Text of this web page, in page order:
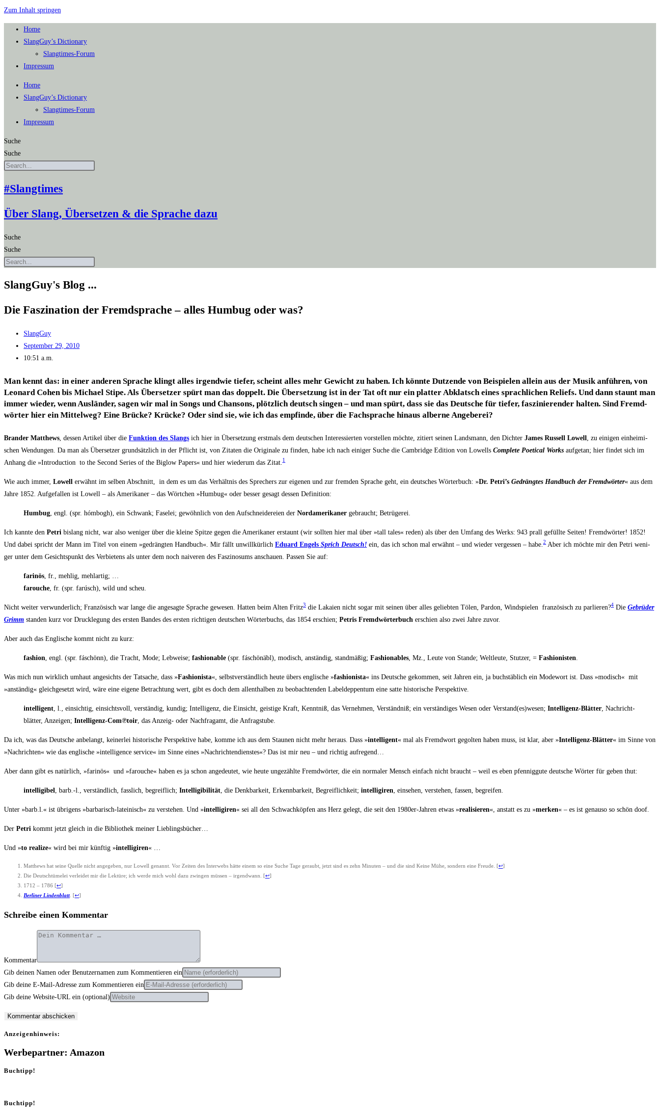
Zum Inhalt springen
Home
SlangGuy’s Dic­tion­a­ry
Slang­times-Forum
Impres­sum
Home
SlangGuy’s Dic­tion­a­ry
Slang­times-Forum
Impres­sum
Suche
Suche
#Slangtimes
Über Slang, Übersetzen & die Sprache dazu
Suche
Suche
SlangGuy's Blog ...
Die Fas­zi­na­ti­on der Fremd­spra­che – alles Hum­bug oder was?
SlangGuy
September 29, 2010
10:51 a.m.
Man kennt das: in einer ande­ren Spra­che klingt alles irgend­wie tie­fer, scheint alles mehr Gewicht zu haben. Ich könn­te Dut­zen­de von Bei­spie­len allein aus der Musik anfüh­ren, von
Leo­nard Cohen bis Micha­el Sti­pe. Als Über­set­zer spürt man das dop­pelt. Die Über­set­zung ist in der Tat oft nur ein plat­ter Abklatsch eines sprach­li­chen Reli­efs. Und dann staunt man
immer wie­der, wenn Aus­län­der, sagen wir mal in Songs und Chan­sons, plötz­lich deutsch sin­gen – und man spürt, dass sie das Deut­sche für tie­fer, fas­zi­nie­ren­der hal­ten. Sind Fremd­
wör­ter hier ein Mit­tel­weg? Eine Brü­cke? Krü­cke? Oder sind sie, wie ich das emp­fin­de, über die Fach­spra­che hin­aus alber­ne Angeberei?
Bran­der Matthews , des­sen Arti­kel über die Funk­ti­on des Slangs ich hier in Über­set­zung erst­mals dem deut­schen Inter­es­sier­ten vor­stel­len möch­te, zitiert sei­nen Lands­mann, den Dich­ter James Rus­sell Lowell , zu eini­gen ein­hei­mi­
schen Wen­dun­gen. Da man als Über­set­zer grund­sätz­lich in der Pflicht ist, von Zita­ten die Ori­gi­na­le zu fin­den, habe ich nach eini­ger Suche die Cam­bridge Edi­ti­on von Lowells Com­ple­te Poe­ti­cal Works auf­ge­tan; hier fin­det sich im
Anhang die »Intro­duc­tion to the Second Series of the Big­low Papers« und hier wie­der­um das Zitat. 1
Wie auch immer, Lowell erwähnt im sel­ben Abschnitt, in dem es um das Ver­hält­nis des Spre­chers zur eige­nen und zur frem­den Spra­che geht, ein deut­sches Wör­ter­buch: »Dr. Petri’s Gedräng­tes Hand­buch der Fremd­wör­ter« aus dem
Jah­re 1852. Auf­ge­fal­len ist Lowell – als Ame­ri­ka­ner – das Wört­chen »Hum­bug« oder bes­ser gesagt des­sen Definition:
Hum­bug , engl. (spr. hóm­bogh), ein Schwank; Fase­lei; gewöhn­lich von den Auf­schnei­de­rei­en der Nord­ame­ri­ka­ner gebraucht; Betrügerei.
Ich kann­te den Petri bis­lang nicht, war also weni­ger über die klei­ne Spit­ze gegen die Ame­ri­ka­ner erstaunt (wir soll­ten hier mal über »tall tales« reden) als über den Umfang des Werks: 943 prall gefüll­te Sei­ten! Fremd­wör­ter! 1852!
Und dabei spricht der Mann im Titel von einem »gedräng­ten Hand­buch«. Mir fällt unwill­kür­lich Edu­ard Engels Sprich Deutsch! ein, das ich schon mal erwähnt – und wie­der ver­ges­sen – habe. 2 Aber ich möch­te mir den Petri weni­
ger unter dem Gesichts­punkt des Ver­bie­tens als unter dem noch nai­ve­ren des Fas­zi­no­sums anschau­en. Pas­sen Sie auf:
fari­nös , fr., meh­lig, mehlartig; …
farou­che , fr. (spr. farúsch), wild und scheu.
Nicht wei­ter ver­wun­der­lich; Fran­zö­sisch war lan­ge die ange­sag­te Spra­che gewe­sen. Hat­ten beim Alten Fritz3 die Lakai­en nicht sogar mit sei­nen über alles gelieb­ten Tölen, Par­don, Wind­spie­len fran­zö­sisch zu par­lie­ren?4 Die Gebrü­der
Grimm stan­den kurz vor Druck­le­gung des ers­ten Ban­des des ers­ten rich­ti­gen deut­schen Wör­ter­buchs, das 1854 erschien; Petris Fremd­wör­ter­buch erschien also zwei Jah­re zuvor.
Aber auch das Eng­li­sche kommt nicht zu kurz:
fashion , engl. (spr. fáschönn), die Tracht, Mode; Leb­wei­se; fashionable (spr. fáschönäbl), modisch, anstän­dig, stand­mä­ßig; Fashionables , Mz., Leu­te von Stan­de; Welt­leu­te, Stut­zer, = Fashio­nis­ten
Was mich nun wirk­lich umhaut ange­sichts der Tat­sa­che, dass »Fashio­nis­ta«, selbst­ver­ständ­lich heu­te übers eng­li­sche »fashio­nis­ta« ins Deut­sche gekom­men, seit Jah­ren ein, ja buch­stäb­lich ein Mode­wort ist. Dass »modisch« mit
»anstän­dig« gleich­ge­setzt wird, wäre eine eige­ne Betrach­tung wert, gibt es doch dem allent­hal­ben zu beob­ach­ten­den Label­dep­pen­tum eine sat­te his­to­ri­sche Perspektive.
intel­li­gent , l., ein­sich­tig, ein­sichts­voll, ver­stän­dig, kun­dig; Intel­li­genz, die Ein­sicht, geis­ti­ge Kraft, Kennt­niß, das Ver­neh­men, Ver­ständ­niß; ein ver­stän­di­ges Wesen oder Verstand(es)wesen; Intel­li­genz-Blät­ter , Nach­richt­
blät­ter, Anzei­gen; Intelligenz-Com℗toir , das Anzeig- oder Nach­fra­gamt, die Anfragstube.
Da ich, was das Deut­sche anbe­langt, kei­ner­lei his­to­ri­sche Per­spek­ti­ve habe, kom­me ich aus dem Stau­nen nicht mehr her­aus. Dass »intel­li­gent« mal als Fremd­wort gegol­ten haben muss, ist klar, aber »Intel­li­genz-Blät­ter« im Sin­ne von
»Nach­rich­ten« wie das eng­li­sche »intel­li­gence ser­vice« im Sin­ne eines »Nach­rich­ten­diens­tes«? Das ist mir neu – und rich­tig aufregend…
Aber dann gibt es natür­lich, »fari­nös« und »farou­che« haben es ja schon ange­deu­tet, wie heu­te unge­zähl­te Fremd­wör­ter, die ein nor­ma­ler Mensch ein­fach nicht braucht – weil es eben pfen­nig­gu­te deut­sche Wör­ter für geben thut:
intel­li­gi­bel , barb.-l., ver­ständ­lich, fass­lich, begreif­lich; Intel­li­gi­bi­li­tät , die Denk­bar­keit, Erkenn­bar­keit, Begreif­lich­keit; intel­li­gi­ren , ein­se­hen, ver­ste­hen, fas­sen, begreifen.
Unter »barb.l.« ist übri­gens »bar­ba­risch-latei­nisch« zu ver­ste­hen. Und »intel­li­gi­ren« sei all den Schwach­köp­fen ans Herz gelegt, die seit den 1980er-Jah­ren etwas »rea­li­sie­ren«, anstatt es zu »mer­ken« – es ist genau­so so schön doof.
Der Petri kommt jetzt gleich in die Biblio­thek mei­ner Lieblingsbücher…
Und »to rea­li­ze« wird bei mir künf­tig »intel­li­gi­ren« …
Matthews hat sei­ne Quel­le nicht ange­ge­ben, nur Lowell genannt. Vor Zei­ten des Inter­webs hät­te einem so eine Suche Tage geraubt, jetzt sind es zehn Minu­ten – und die sind Kei­ne Mühe, son­dern eine Freu­de. [↩]
Die Deutsch­tü­me­lei ver­lei­det mir die Lek­tü­re; ich wer­de mich wohl dazu zwin­gen müs­sen – irgend­wann. [↩]
1712 – 1786 [↩]
Ber­li­ner Lin­den­blatt. [↩]
Schreibe einen Kommentar
Kommentar
Gib deinen Namen oder Benutzernamen zum Kommentieren ein
Gib deine E-Mail-Adresse zum Kommentieren ein
Gib deine Website-URL ein (optional)
Anzei­gen­hin­weis:
Werbepartner: Amazon
Buchtipp!
Buchtipp!